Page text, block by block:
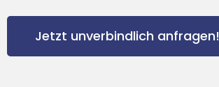
Jetzt unverbindlich anfragen!